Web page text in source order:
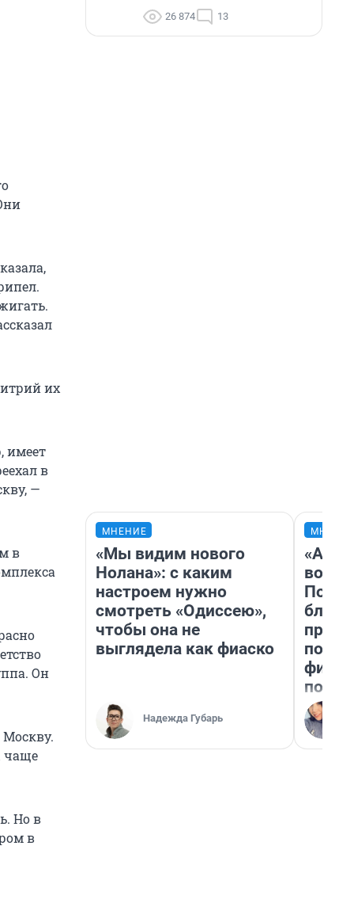
их
имеет
в
—
в
Он
чаще
Но в
в
26 874 13
МНЕНИЕ
«Мы видим нового
Нолана»: с каким
настроем нужно
смотреть «Одиссею»,
чтобы она не
выглядела как фиаско
Надежда Губарь
вот